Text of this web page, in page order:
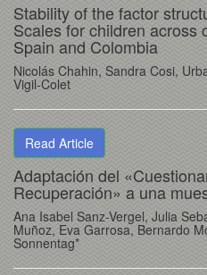
Stability of the factor
Scales for children across
Spain and Colombia
Nicolás Chahin, Sandra Cosi,
Vigil-Colet
Read Article
Adaptación del
Recuperación» a una
Ana Isabel Sanz-Vergel, Julia
Muñoz, Eva Garrosa, Bernardo
Sonnentag*